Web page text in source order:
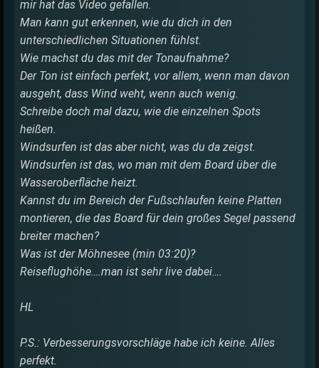
mir hat das Video gefallen.
Man kann gut erkennen, wie du dich in den
unterschiedlichen Situationen fühlst.
Wie machst du das mit der Tonaufnahme?
Der Ton ist einfach perfekt, vor allem, wenn man davon
ausgeht, dass Wind weht, wenn auch wenig.
Schreibe doch mal dazu, wie die einzelnen Spots
heißen.
Windsurfen ist das aber nicht, was du da zeigst.
Windsurfen ist das, wo man mit dem Board über die
Wasseroberfläche heizt.
Kannst du im Bereich der Fußschlaufen keine Platten
montieren, die das Board für dein großes Segel passend
breiter machen?
Was ist der Möhnesee (min 03:20)?
Reiseflughöhe….man ist sehr live dabei….
HL
P.S.: Verbesserungsvorschläge habe ich keine. Alles
perfekt.